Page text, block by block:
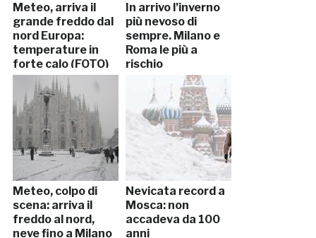
Meteo, arriva il
grande freddo dal
nord Europa:
temperature in
forte calo (FOTO)
In arrivo l’inverno
più nevoso di
sempre. Milano e
Roma le più a
rischio
Meteo, colpo di
scena: arriva il
freddo al nord,
neve fino a Milano
Nevicata record a
Mosca: non
accadeva da 100
anni